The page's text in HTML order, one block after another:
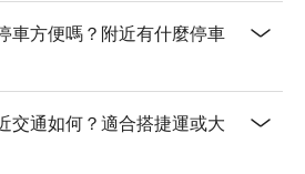
車方便嗎？附近有什麼停車
交通如何？適合搭捷運或大